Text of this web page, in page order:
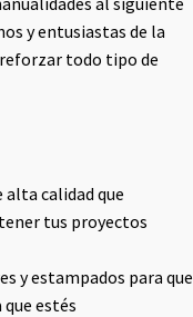
y entusiastas de la
todo tipo de
alta calidad que
tus proyectos
y estampados para que
estés